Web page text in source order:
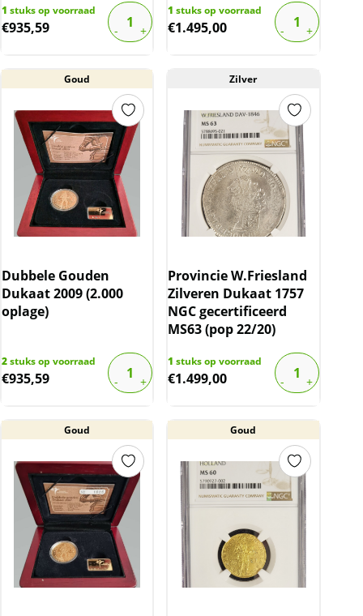
1 stuks op voorraad
€935,59
1 stuks op voorraad
€1.495,00
Goud
Dubbele Gouden
Dukaat 2009 (2.000
oplage)
2stuks op voorraad
€935,59
Zilver
Provincie W.Friesland
Zilveren Dukaat 1757
NGC gecertificeerd
MS63 (pop 22/20)
1 stuks op voorraad
€1.499,00
Goud Goud